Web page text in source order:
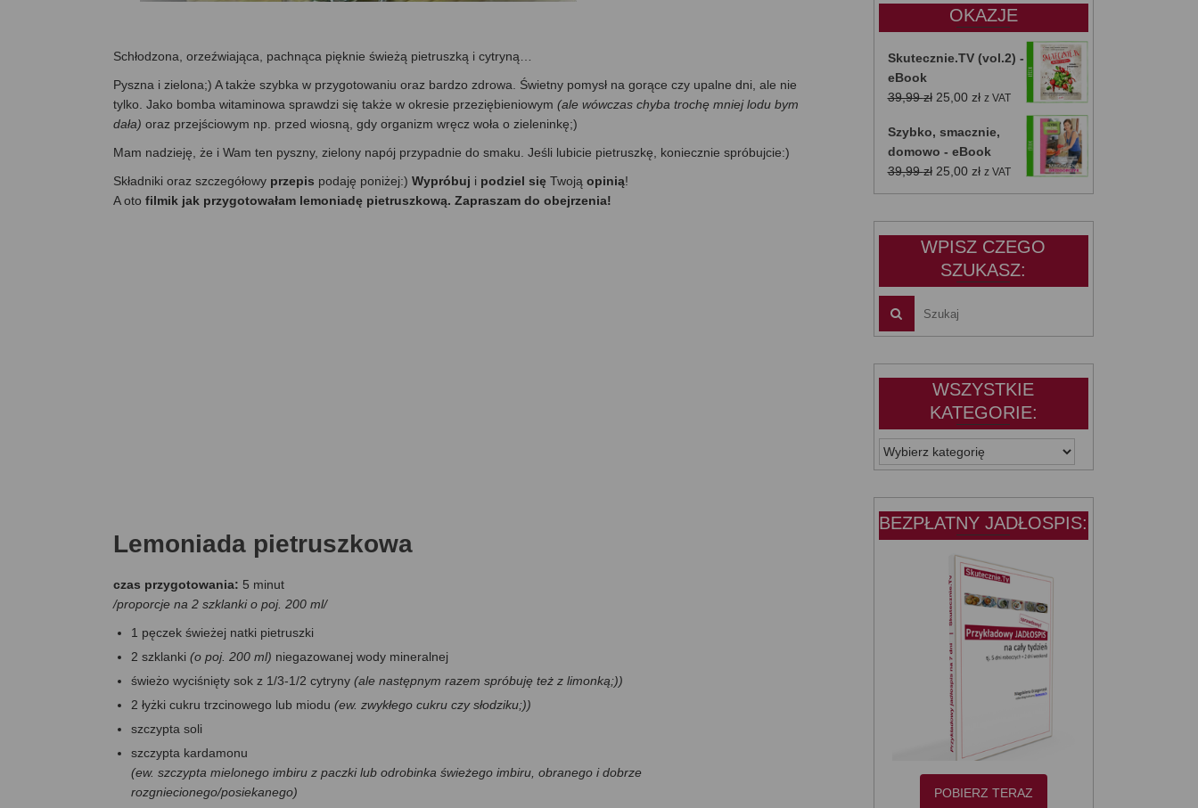
Schłodzona, orzeźwiająca, pachnąca pięknie świeżą pietruszką i cytryną…
Pyszna i zielona;) A także szybka w przygotowaniu oraz bardzo zdrowa. Świetny pomysł na gorące czy upalne dni, ale nie
tylko. Jako bomba witaminowa sprawdzi się także w okresie przeziębieniowym (ale wówczas chyba trochę mniej lodu bym
dała) oraz przejściowym np. przed wiosną, gdy organizm wręcz woła o zieleninkę;)
Mam nadzieję, że i Wam ten pyszny, zielony napój przypadnie do smaku. Jeśli lubicie pietruszkę, koniecznie spróbujcie:)
Składniki oraz szczegółowy przepis podaję poniżej:) Wypróbuj i podziel się Twoją opinią!
A oto filmik jak przygotowałam lemoniadę pietruszkową. Zapraszam do obejrzenia!
Lemoniada pietruszkowa
czas przygotowania: 5 minut
/proporcje na 2 szklanki o poj. 200 ml/
1 pęczek świeżej natki pietruszki
2 szklanki (o poj. 200 ml) niegazowanej wody mineralnej
świeżo wyciśnięty sok z 1/3-1/2 cytryny (ale następnym razem spróbuję też z limonką;))
2 łyżki cukru trzcinowego lub miodu (ew. zwykłego cukru czy słodziku;))
szczypta soli
szczypta kardamonu
(ew. szczypta mielonego imbiru z paczki lub odrobinka świeżego imbiru, obranego i dobrze
rozgniecionego/posiekanego)
OKAZJE
Skutecznie.TV (vol.2) -
eBook
39,99zł Pierwotna
wynosiła:
39,99 zł.
25,00 złAktualna
wynosi:
25,00 zł.
z VAT
Szybko, smacznie,
domowo - eBook
39,99zł Pierwotna
cena
25,00 złAktualna
cena
z VAT
WPISZ CZEGO
SZUKASZ:
WSZYSTKIE
KATEGORIE:
WSZYSTKIE
KATEGORIE:
BEZPŁATNY JADŁOSPIS:
POBIERZ TERAZ